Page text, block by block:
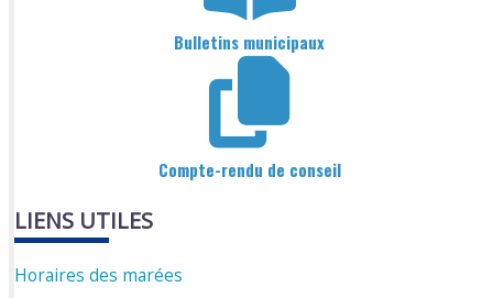
Bulletins municipaux
Compte-rendu de conseil
LIENS UTILES
Horaires des marées